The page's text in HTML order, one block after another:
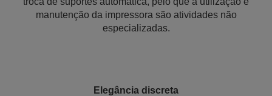
manutenção da impressora são atividades não
especializadas.
Elegância discreta